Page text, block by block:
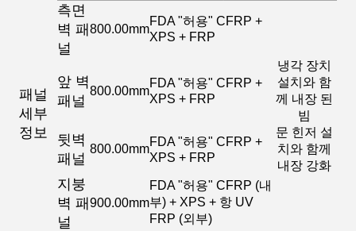
패널
세부
정보
측면
벽 패
널
800.00mm
FDA "허용" CFRP +
XPS + FRP
앞 벽
패널
800.00mm
FDA "허용" CFRP +
XPS + FRP
냉각 장치
설치와 함
께 내장 된
빔
뒷벽
패널
800.00mm
FDA "허용" CFRP +
XPS + FRP
문 힌저 설
치와 함께
내장 강화
지붕
벽 패
널
900.00mm
FDA "허용" CFRP (내
부) + XPS + 항 UV
FRP (외부)